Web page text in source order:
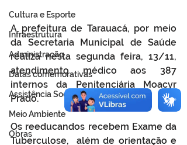
Cultura e Esporte
Infraestrutura
Administração
Datas comemorativas
Assistência Social
Meio Ambiente
Obras
A prefeitura de Tarauacá, por meio
da Secretaria Municipal de Saúde
realiza nesta segunda feira, 13/11,
atendimento médico aos 387
internos da Penitenciária Moacyr
Prado.
Os reeducandos recebem Exame da
Tuberculose,  além de orientação e